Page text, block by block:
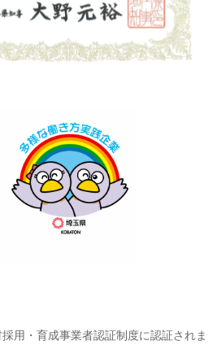
用・育成事業者認証制度に認証されま